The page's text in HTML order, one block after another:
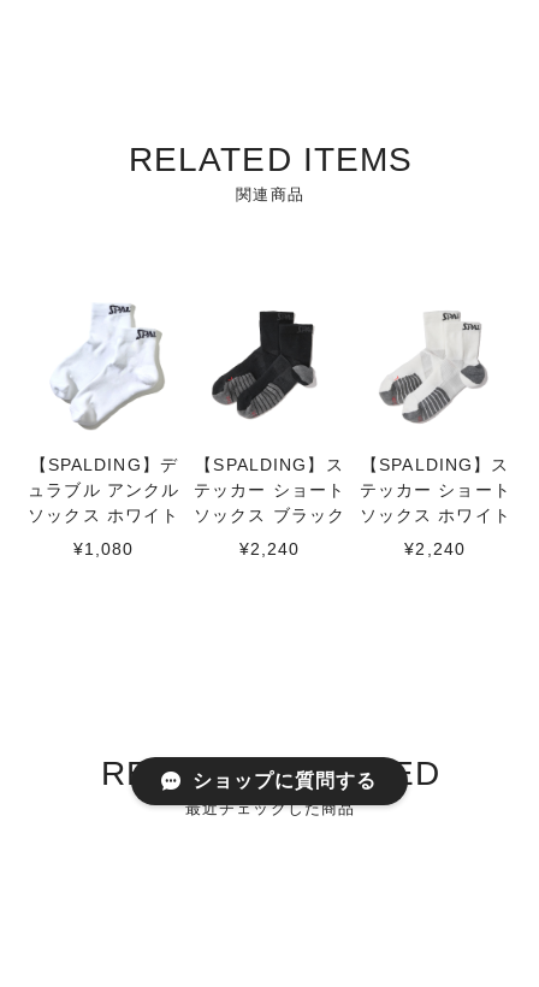
RELATED ITEMS
関連商品
【SPALDING】デ
ュラブル アンクル
ソックス ホワイト
¥1,080
【SPALDING】ス
テッカー ショート
ソックス ブラック
¥2,240
【SPALDING】ス
テッカー ショート
ソックス ホワイト
¥2,240
RECENTLY VIEWED
最近チェックした商品
ショップに質問する